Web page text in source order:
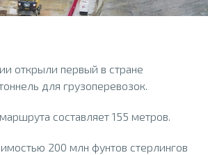
открыли первый в стране
для грузоперевозок.
составляет 155 метров.
200 млн фунтов стерлингов